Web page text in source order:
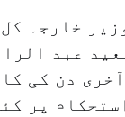
خارجہ
عبد
دن کی
پر